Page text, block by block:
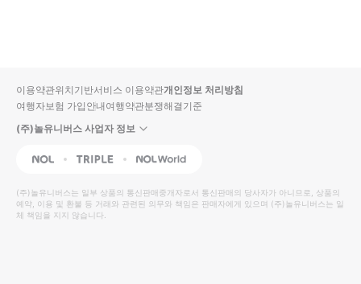
입니
다.
높
은
순
동
영
상
순
상
이용약관위치기반서비스 이용약관개인정보 처리방침
여행자보험 가입안내여행약관분쟁해결기준
(주)놀유니버스 사업자 정보
NOL Triple Interpark Global
(주)놀유니버스는 일부 상품의 통신판매중개자로서 통신판매의 당사자가 아니므로, 상품의
예약, 이용 및 환불 등 거래와 관련된 의무와 책임은 판매자에게 있으며 (주)놀유니버스는 일
체 책임을 지지 않습니다.